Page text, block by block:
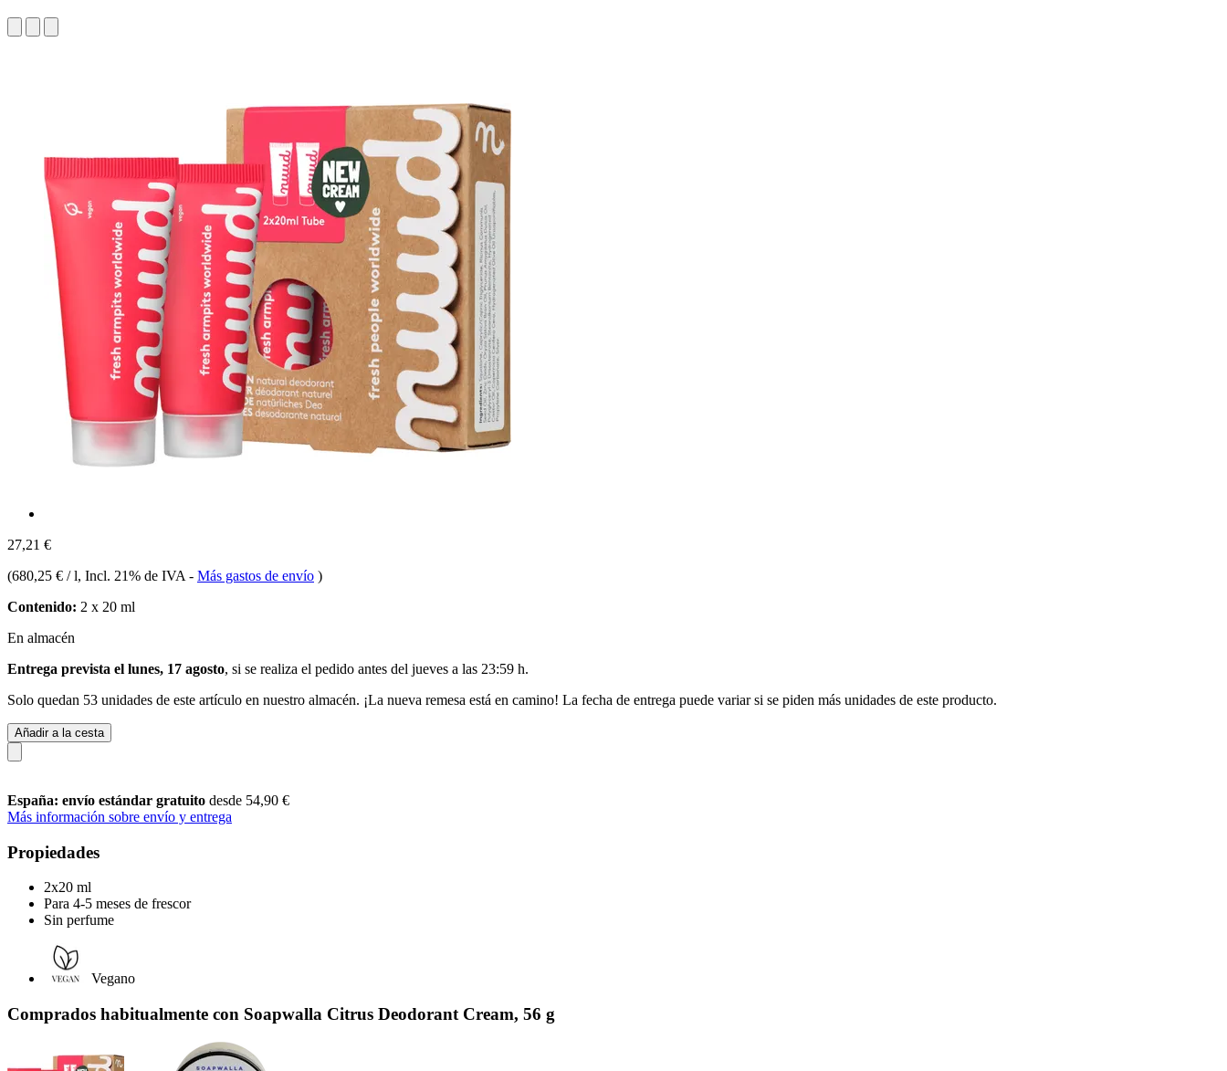
27,21 €
(680,25 € / l, Incl. 21% de IVA - Más gastos de envío )
Contenido: 2 x 20 ml
En almacén
Entrega prevista el lunes, 17 agosto, si se realiza el pedido antes del jueves a las 23:59 h.
Solo quedan 53 unidades de este artículo en nuestro almacén. ¡La nueva remesa está en camino! La fecha de entrega puede variar si se piden más unidades de este producto.
Añadir a la cesta
España: envío estándar gratuito desde 54,90 €
Más información sobre envío y entrega
Propiedades
2x20 ml
Para 4-5 meses de frescor
Sin perfume
Vegano
Comprados habitualmente con Soapwalla Citrus Deodorant Cream, 56 g